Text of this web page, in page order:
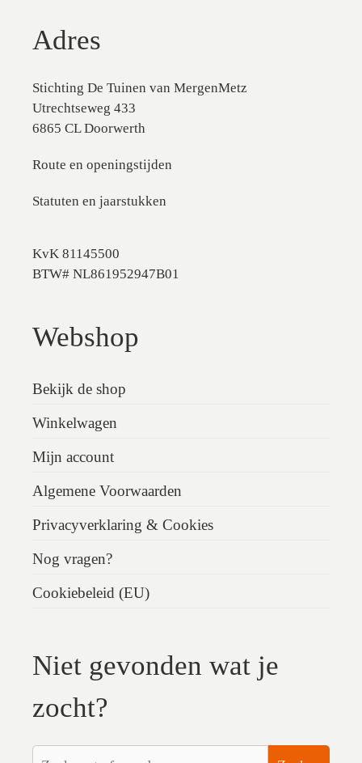
Adres
Stichting De Tuinen van MergenMetz
Utrechtseweg 433
6865 CL Doorwerth
Route en openingstijden
Statuten en jaarstukken
KvK 81145500
BTW# NL861952947B01
Webshop
Bekijk de shop
Winkelwagen
Mijn account
Algemene Voorwaarden
Privacyverklaring & Cookies
Nog vragen?
Cookiebeleid (EU)
Niet gevonden wat je
zocht?